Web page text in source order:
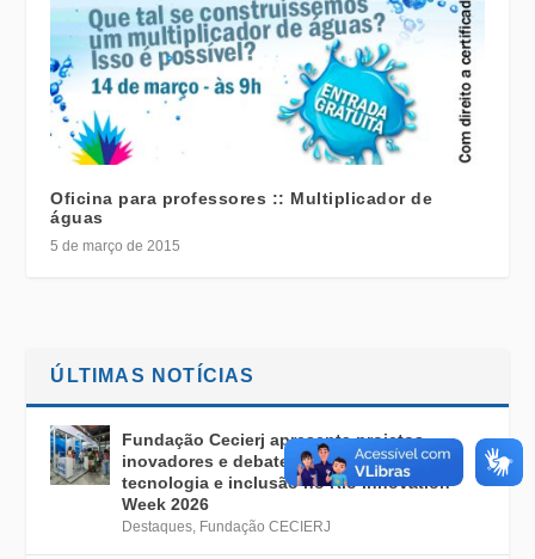
Oficina para professores :: Multiplicador de
águas
5 de março de 2015
ÚLTIMAS NOTÍCIAS
Fundação Cecierj apresenta projetos
inovadores e debates sobre educação,
tecnologia e inclusão no Rio Innovation
Week 2026
Destaques, Fundação CECIERJ